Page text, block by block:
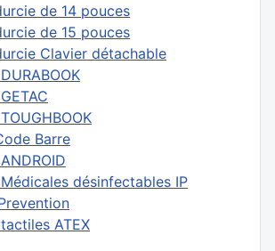
de 14 pouces
de 15 pouces
Clavier détachable
Barre
désinfectables IP
ATEX